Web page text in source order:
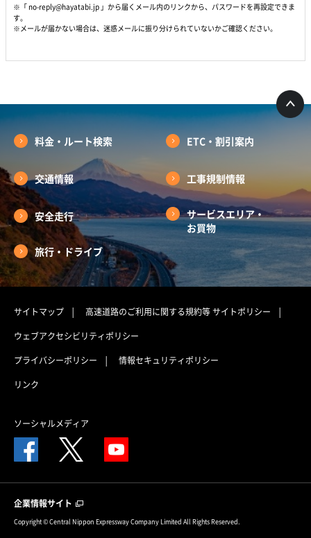
※「 no-reply@hayatabi.jp 」から届くメール内のリンクから、パスワードを再設定できま
す。
※メールが届かない場合は、迷惑メールに振り分けられていないかご確認ください。
料金・ルート検索 ETC・割引案内
交通情報 工事規制情報
安全走行
サービスエリア・
お買物
旅行・ドライブ
サイトマップ 高速道路のご利用に関する規約等サイトポリシー
ウェブアクセシビリティポリシー
プライバシーポリシー
情報セキュリティポリシー
リンク
ソーシャルメディア
企業情報サイト
Copyright © Central Nippon Expressway Company Limited All Rights Reserved.